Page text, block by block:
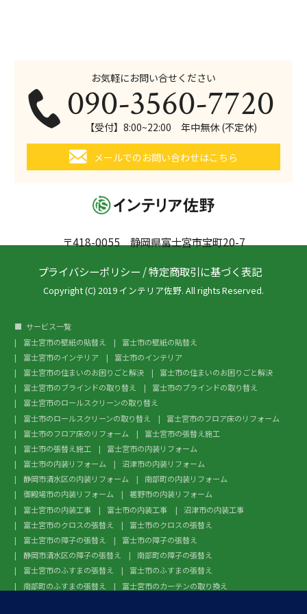
〒418-0055 静岡県富士宮市宝町20-7
お気軽にお問い合せください
090-3560-7720
【受付】8:00~22:00 年中無休 (不定休)
メールでのお問い合わせはこちら
プライバシーポリシー /特定商取引に基づく表記
Copyright (C) 2019 インテリア佐野. All rights Reserved.
サービス一覧
富士宮市の壁紙の貼替え
富士市の壁紙の貼替え
富士宮市のインテリア
富士市のインテリア
富士宮市の住まいのお困りごと解決
富士市の住まいのお困りごと解決
富士宮市のブラインドの取り替え
富士市のブラインドの取り替え
富士宮市のロールスクリーンの取り替え
富士市のロールスクリーンの取り替え
富士宮市のフロア床のリフォーム
富士市のフロア床のリフォーム
富士宮市の張替え施工
富士市の張替え施工
富士宮市の内装リフォーム
富士市の内装リフォーム
沼津市の内装リフォーム
静岡市清水区の内装リフォーム
南部町の内装リフォーム
御殿場市の内装リフォーム
裾野市の内装リフォーム
富士宮市の内装工事
富士市の内装工事
沼津市の内装工事
富士宮市のクロスの張替え
富士市のクロスの張替え
富士宮市の障子の張替え
富士市の障子の張替え
静岡市清水区の障子の張替え
南部町の障子の張替え
富士宮市のふすまの張替え
富士市のふすまの張替え
南部町のふすまの張替え
富士宮市のカーテンの取り換え